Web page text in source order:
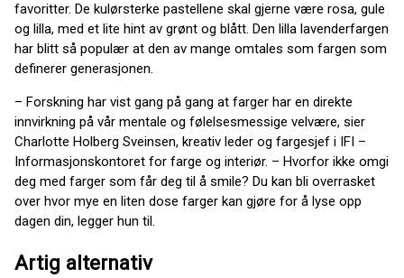
favoritter. De kulørsterke pastellene skal gjerne være rosa, gule
og lilla, med et lite hint av grønt og blått. Den lilla lavenderfargen
har blitt så populær at den av mange omtales som fargen som
definerer generasjonen.
– Forskning har vist gang på gang at farger har en direkte
innvirkning på vår mentale og følelsesmessige velvære, sier
Charlotte Holberg Sveinsen, kreativ leder og fargesjef i IFI –
Informasjonskontoret for farge og interiør. – Hvorfor ikke omgi
deg med farger som får deg til å smile? Du kan bli overrasket
over hvor mye en liten dose farger kan gjøre for å lyse opp
dagen din, legger hun til.
Artig alternativ